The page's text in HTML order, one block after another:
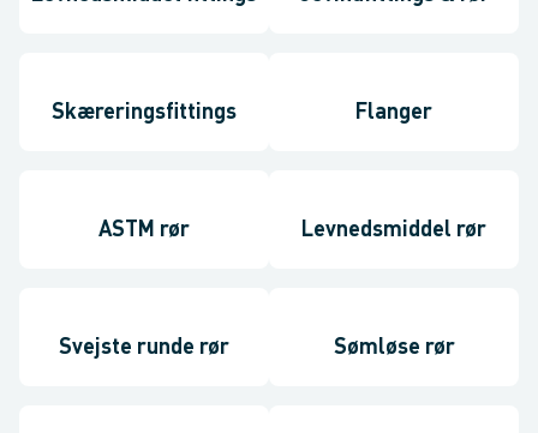
Skæreringsfittings Flanger
ASTM rør Levnedsmiddel rør
Svejste runde rør Sømløse rør